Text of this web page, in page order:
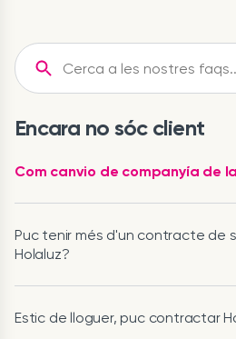
Encara no sóc client
Com canvio de companyía de
Puc tenir més d'un contracte de
Holaluz?
Estic de lloguer, puc contractar